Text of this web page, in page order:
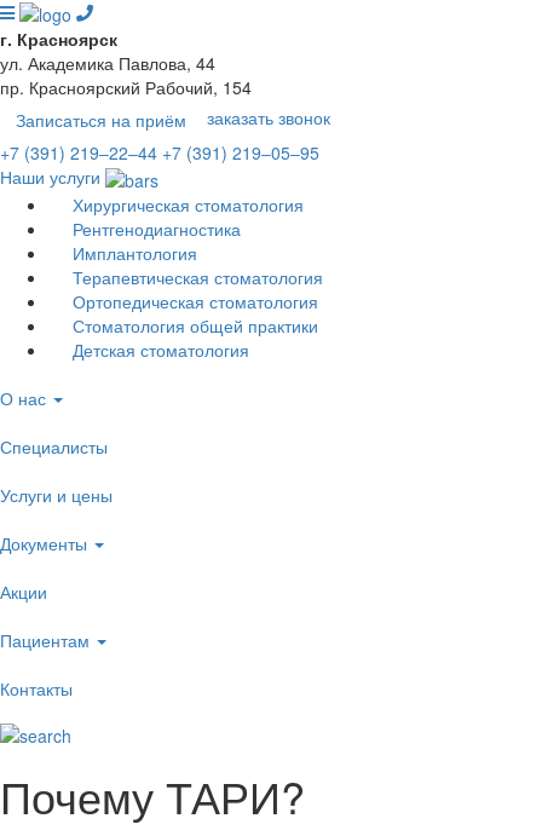
г. Красноярск
ул. Академика Павлова, 44
пр. Красноярский Рабочий, 154
Записаться на приём
заказать звонок
+7 (391) 219‒22‒44 +7 (391) 219‒05‒95
Наши услуги
Хирургическая стоматология
Рентгенодиагностика
Имплантология
Терапевтическая стоматология
Ортопедическая стоматология
Стоматология общей практики
Детская стоматология
О нас
Специалисты
Услуги и цены
Документы
Акции
Пациентам
Контакты
Почему ТАРИ?